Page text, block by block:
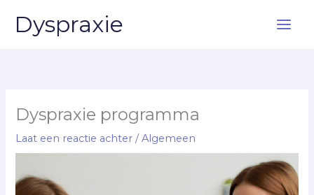
Dyspraxie
Dyspraxie programma
Laat een reactie achter /Algemeen